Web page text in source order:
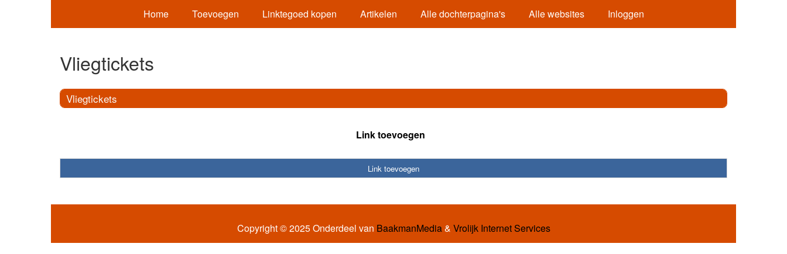
Home Toevoegen Linktegoed kopen Artikelen Alle dochterpagina's Alle websites Inloggen
Vliegtickets
Vliegtickets
Link toevoegen
Link toevoegen
Copyright © 2025 Onderdeel van BaakmanMedia& Vrolijk Internet Services